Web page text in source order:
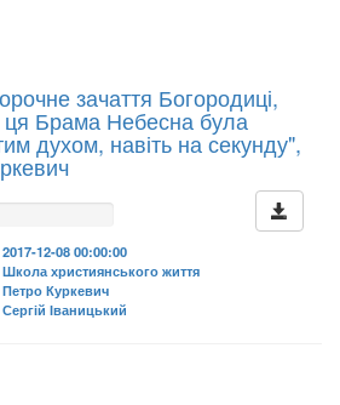
зачаття Богородиці,
ця Брама Небесна була
духом, навіть на секунду",
2017-12-08 00:00:00
Школа християнського життя
Петро Куркевич
Сергій Іваницький